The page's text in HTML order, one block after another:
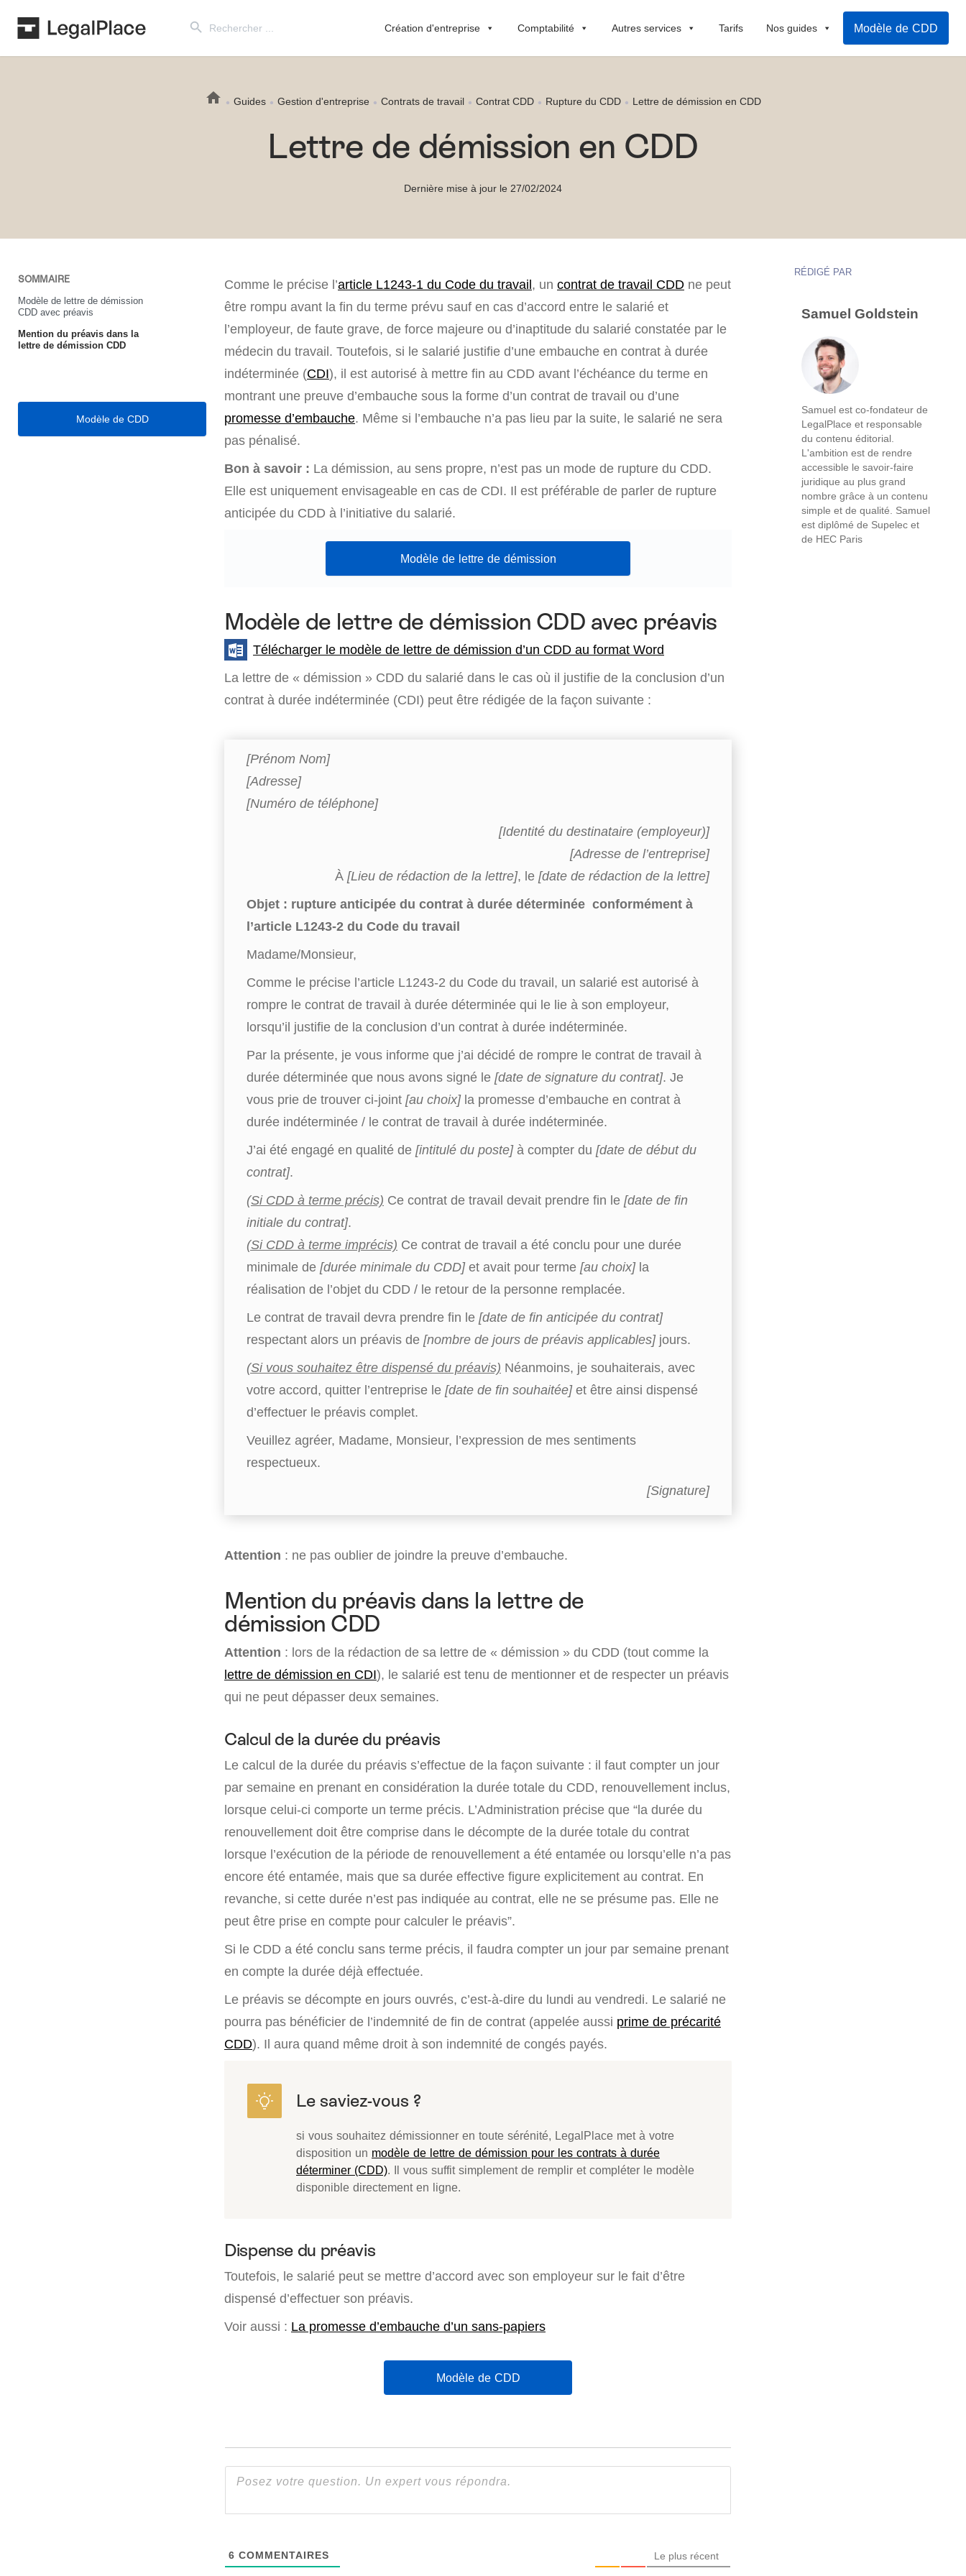
for:
Création d'entreprise Comptabilité Autres services Tarifs Nos guides Modèle de CDD
Guides Gestion d'entreprise Contrats de travail Contrat CDD Rupture du CDD Lettre de démission en CDD
Lettre de démission en CDD
Dernière mise à jour le 27/02/2024
SOMMAIRE
Modèle de lettre de démission
CDD avec préavis
Mention du préavis dans la
lettre de démission CDD
Modèle de CDD
Comme le précise l’article L1243-1 du Code du travail, un contrat de travail CDD ne peut
être rompu avant la fin du terme prévu sauf en cas d’accord entre le salarié et
l’employeur, de faute grave, de force majeure ou d’inaptitude du salarié constatée par le
médecin du travail. Toutefois, si le salarié justifie d’une embauche en contrat à durée
indéterminée (CDI), il est autorisé à mettre fin au CDD avant l’échéance du terme en
montrant une preuve d’embauche sous la forme d’un contrat de travail ou d’une
promesse d’embauche. Même si l’embauche n’a pas lieu par la suite, le salarié ne sera
pas pénalisé.
Bon à savoir : La démission, au sens propre, n’est pas un mode de rupture du CDD.
Elle est uniquement envisageable en cas de CDI. Il est préférable de parler de rupture
anticipée du CDD à l’initiative du salarié.
Modèle de lettre de démission
Modèle de lettre de démission CDD avec préavis
Télécharger le modèle de lettre de démission d’un CDD au format Word
La lettre de « démission » CDD du salarié dans le cas où il justifie de la conclusion d’un
contrat à durée indéterminée (CDI) peut être rédigée de la façon suivante :
[Prénom Nom]
[Adresse]
[Numéro de téléphone]
[Identité du destinataire (employeur)]
[Adresse de l’entreprise]
À [Lieu de rédaction de la lettre], le [date de rédaction de la lettre]
Objet : rupture anticipée du contrat à durée déterminée conformément à
l’article L1243-2 du Code du travail
Madame/Monsieur,
Comme le précise l’article L1243-2 du Code du travail, un salarié est autorisé à
rompre le contrat de travail à durée déterminée qui le lie à son employeur,
lorsqu’il justifie de la conclusion d’un contrat à durée indéterminée.
Par la présente, je vous informe que j’ai décidé de rompre le contrat de travail à
durée déterminée que nous avons signé le [date de signature du contrat]. Je
vous prie de trouver ci-joint [au choix]la promesse d’embauche en contrat à
durée indéterminée / le contrat de travail à durée indéterminée.
J’ai été engagé en qualité de [intitulé du poste]à compter du [date de début du
contrat].
(Si CDD à terme précis) Ce contrat de travail devait prendre fin le [date de fin
initiale du contrat].
(Si CDD à terme imprécis) Ce contrat de travail a été conclu pour une durée
minimale de [durée minimale du CDD]et avait pour terme [au choix]la
réalisation de l’objet du CDD / le retour de la personne remplacée.
Le contrat de travail devra prendre fin le [date de fin anticipée du contrat]
respectant alors un préavis de [nombre de jours de préavis applicables]jours.
(Si vous souhaitez être dispensé du préavis) Néanmoins, je souhaiterais, avec
votre accord, quitter l’entreprise le [date de fin souhaitée]et être ainsi dispensé
d’effectuer le préavis complet.
Veuillez agréer, Madame, Monsieur, l’expression de mes sentiments
respectueux.
[Signature]
Attention : ne pas oublier de joindre la preuve d’embauche.
Mention du préavis dans la lettre de
démission CDD
Attention : lors de la rédaction de sa lettre de « démission » du CDD (tout comme la
lettre de démission en CDI), le salarié est tenu de mentionner et de respecter un préavis
qui ne peut dépasser deux semaines.
Calcul de la durée du préavis
Le calcul de la durée du préavis s’effectue de la façon suivante : il faut compter un jour
par semaine en prenant en considération la durée totale du CDD, renouvellement inclus,
lorsque celui-ci comporte un terme précis. L’Administration précise que “la durée du
renouvellement doit être comprise dans le décompte de la durée totale du contrat
lorsque l’exécution de la période de renouvellement a été entamée ou lorsqu’elle n’a pas
encore été entamée, mais que sa durée effective figure explicitement au contrat. En
revanche, si cette durée n’est pas indiquée au contrat, elle ne se présume pas. Elle ne
peut être prise en compte pour calculer le préavis”.
Si le CDD a été conclu sans terme précis, il faudra compter un jour par semaine prenant
en compte la durée déjà effectuée.
Le préavis se décompte en jours ouvrés, c’est-à-dire du lundi au vendredi. Le salarié ne
pourra pas bénéficier de l’indemnité de fin de contrat (appelée aussi prime de précarité
CDD). Il aura quand même droit à son indemnité de congés payés.
si vous souhaitez démissionner en toute sérénité, LegalPlace met à votre
disposition un modèle de lettre de démission pour les contrats à durée
déterminer (CDD). Il vous suffit simplement de remplir et compléter le modèle
disponible directement en ligne.
Dispense du préavis
Toutefois, le salarié peut se mettre d’accord avec son employeur sur le fait d’être
dispensé d’effectuer son préavis.
Voir aussi : La promesse d’embauche d’un sans-papiers
Modèle de CDD
6 COMMENTAIRES Le plus récent
RÉDIGÉ PAR
Samuel Goldstein
Samuel est co-fondateur de
LegalPlace et responsable
du contenu éditorial.
L'ambition est de rendre
accessible le savoir-faire
juridique au plus grand
nombre grâce à un contenu
simple et de qualité. Samuel
est diplômé de Supelec et
de HEC Paris